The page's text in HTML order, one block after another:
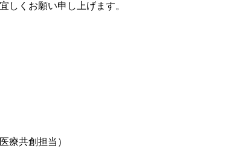
しくお願い申し上げます。
療共創担当）